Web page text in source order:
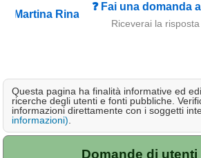
❓ Fai una domanda
Riceverai la risposta
Questa pagina ha finalità informative ed
ricerche degli utenti e fonti pubbliche.
informazioni direttamente con i soggetti
informazioni)
Domande di utenti
Cerca le offerte per regione
(214)
(64)